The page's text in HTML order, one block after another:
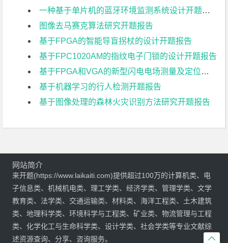
一种基于单片机的蓝牙环境监测系统设计开题报告
图像去马赛克算法研究开题报告
基于FPGA的智能导盲拐杖的设计开题报告
基于FPC1020AM的指纹电子门锁的设计开题报告
基于FPGA和VGA的新型闪电电场测量及定位系统开题报告
基于机器学习的行人检测开题报告
基于图像处理的森林火灾识别方法研究开题报告

网站简介
来开题(https://www.laikaiti.com)提供超过100万的计算机类、电
子信息类、机械机电类、理工学类、经济学类、管理学类、文学
教育类、法学类、交通运输类、材料类、海洋工程类、土木建筑
类、地理科学类、环境科学与工程类、矿业类、物流管理与工程
类、化学化工与生命科学类、设计学类、社会学类等专业文献综
述资源查询、分享、咨询服务。